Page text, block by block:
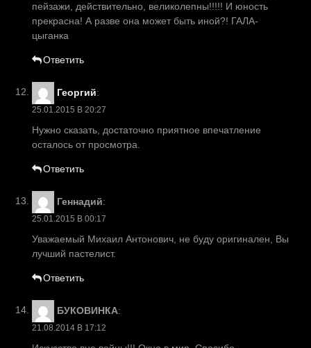
пейзажи, действительно, великолепны!!!!! И юность
прекрасна! А разве она может быть иной?! ГАЛА-
цыганка
Ответить
Георгий:
25.01.2015 В 20:27
Нужно сказать, достаточно приятное впечатление
осталось от просмотра.
Ответить
Геннадий:
25.01.2015 В 00:17
Уважаемый Михаил Антонович, не буду оригинален, Вы
лучший пастелист.
Ответить
БУКОВИНКА:
21.08.2014 В 17:12